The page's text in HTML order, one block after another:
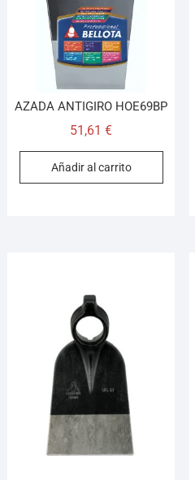
AZADA ANTIGIRO HOE69BP
51,61€
Añadir al carrito